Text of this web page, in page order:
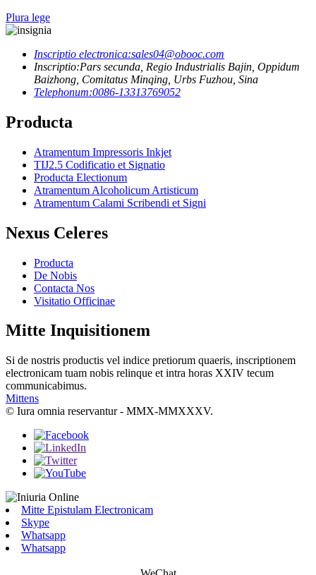
Plura lege
Inscriptio electronica:sales04@obooc.com
Inscriptio:Pars secunda, Regio Industrialis Bajin, Oppidum
Baizhong, Comitatus Minqing, Urbs Fuzhou, Sina
Telephonum:0086-13313769052
Producta
Atramentum Impressoris Inkjet
TIJ2.5 Codificatio et Signatio
Producta Electionum
Atramentum Alcoholicum Artisticum
Atramentum Calami Scribendi et Signi
Nexus Celeres
Producta
De Nobis
Contacta Nos
Visitatio Officinae
Mitte Inquisitionem
Si de nostris productis vel indice pretiorum quaeris, inscriptionem
electronicam tuam nobis relinque et intra horas XXIV tecum
communicabimus.
Mittens
© Iura omnia reservantur - MMX-MMXXXV.
Mitte Epistulam Electronicam
Skype
Whatsapp
Whatsapp